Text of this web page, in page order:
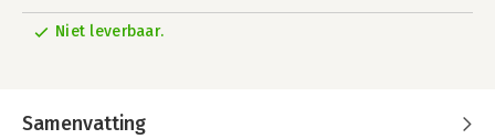
Niet leverbaar.
Samenvatting